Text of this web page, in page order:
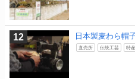
日本製麦わら帽
直売所 伝統工芸 特